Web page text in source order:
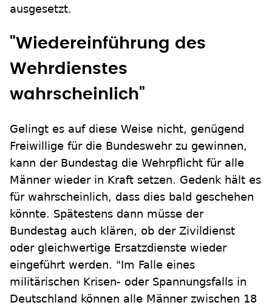
ausgesetzt.
"Wiedereinführung des
Wehrdienstes
wahrscheinlich"
Gelingt es auf diese Weise nicht, genügend
Freiwillige für die Bundeswehr zu gewinnen,
kann der Bundestag die Wehrpflicht für alle
Männer wieder in Kraft setzen. Gedenk hält es
für wahrscheinlich, dass dies bald geschehen
könnte. Spätestens dann müsse der
Bundestag auch klären, ob der Zivildienst
oder gleichwertige Ersatzdienste wieder
eingeführt werden. "Im Falle eines
militärischen Krisen- oder Spannungsfalls in
Deutschland können alle Männer zwischen 18